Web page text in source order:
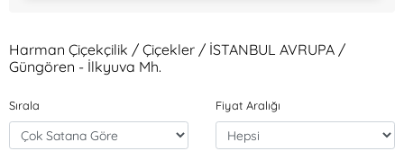
Harman Çiçekçilik / Çiçekler / İSTANBUL AVRUPA /
Güngören - İlkyuva Mh.
Sırala Fiyat Aralığı